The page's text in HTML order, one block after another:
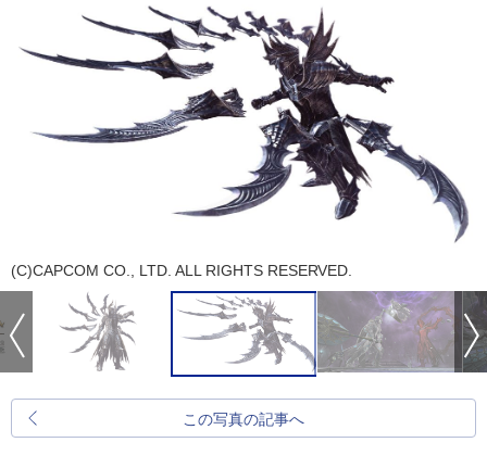
(C)CAPCOM CO., LTD. ALL RIGHTS RESERVED.
この写真の記事へ